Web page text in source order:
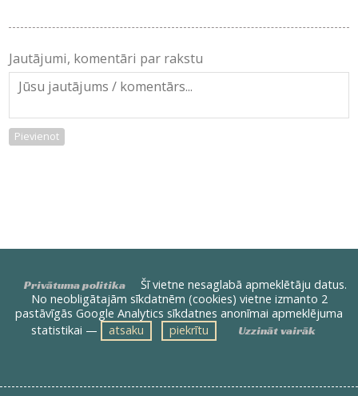
Jautājumi, komentāri par rakstu
Pievienot
Privātuma politika
Šī vietne nesaglabā apmeklētāju datus.
No neobligātajām sīkdatnēm (cookies) vietne izmanto 2
pastāvīgās Google Analytics sīkdatnes anonīmai apmeklējuma
statistikai —
atsaku piekrītu Uzzināt vairāk